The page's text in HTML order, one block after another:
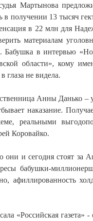
Мартынова
получении 13 тысяч
в 22 млн для
материалам
в интервью
области», кому
глаза не видела.
Анны Данько
наказание.
реальными
Коровайко.
и сегодня стоят за
бабушки-
афиллированность
«Российская